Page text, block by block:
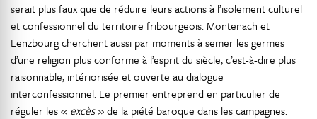
serait plus faux que de réduire leurs actions à l’isolement culturel
et confessionnel du territoire fribourgeois. Montenach et
Lenzbourg cherchent aussi par moments à semer les germes
d’une religion plus conforme à l’esprit du siècle, c’est-à-dire plus
raisonnable, intériorisée et ouverte au dialogue
interconfessionnel. Le premier entreprend en particulier de
réguler les « excès» de la piété baroque dans les campagnes.